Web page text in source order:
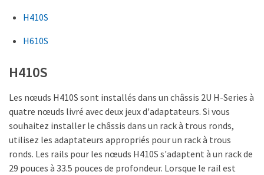
H410S
H610S
H410S
Les nœuds H410S sont installés dans un châssis 2U H-Series à
quatre nœuds livré avec deux jeux d'adaptateurs. Si vous
souhaitez installer le châssis dans un rack à trous ronds,
utilisez les adaptateurs appropriés pour un rack à trous
ronds. Les rails pour les nœuds H410S s'adaptent à un rack de
29 pouces à 33.5 pouces de profondeur. Lorsque le rail est